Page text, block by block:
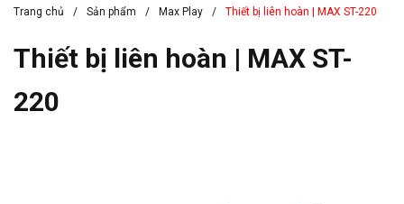
Trang chủ Sản phẩm Max Play Thiết bị liên hoàn | MAX ST-220
Thiết bị liên hoàn | MAX ST-
220